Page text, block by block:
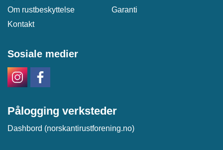
Om rustbeskyttelse
Garanti
Kontakt
Sosiale medier
Pålogging verksteder
Dashbord (norskantirustforening.no)